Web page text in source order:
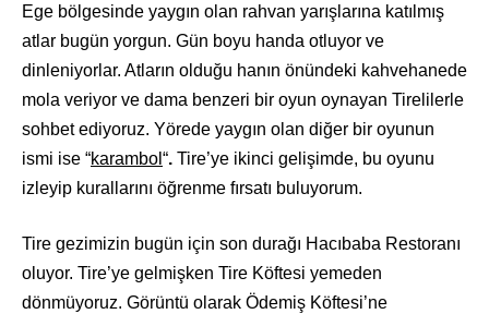
Ege bölgesinde yaygın olan rahvan yarışlarına katılmış
atlar bugün yorgun. Gün boyu handa otluyor ve
dinleniyorlar. Atların olduğu hanın önündeki kahvehanede
mola veriyor ve dama benzeri bir oyun oynayan Tirelilerle
sohbet ediyoruz. Yörede yaygın olan diğer bir oyunun
ismi ise “karambol “. Tire’ye ikinci gelişimde, bu oyunu
izleyip kurallarını öğrenme fırsatı buluyorum.
Tire gezimizin bugün için son durağı Hacıbaba Restoranı
oluyor. Tire’ye gelmişken Tire Köftesi yemeden
dönmüyoruz. Görüntü olarak Ödemiş Köftesi’ne